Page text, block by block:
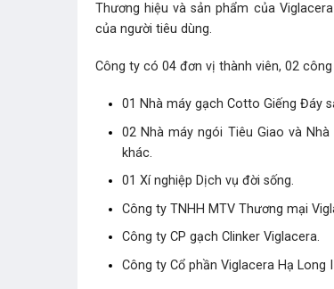
Thương hiệu và sản phẩm của
của người tiêu dùng.
Công ty có 04 đơn vị thành viên, 02
01 Nhà máy gạch Cotto Giếng Đáy
02 Nhà máy ngói Tiêu Giao và
khác.
01 Xí nghiệp Dịch vụ đời sống.
Công ty TNHH MTV Thương mại
Công ty CP gạch Clinker Viglacera.
Công ty Cổ phần Viglacera Hạ Long II